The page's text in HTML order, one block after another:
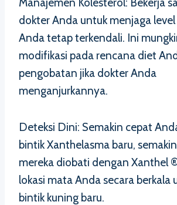
dokter Anda untuk menjaga
Anda tetap terkendali. Ini
modifikasi pada rencana diet
pengobatan jika dokter Anda
menganjurkannya.
Deteksi Dini: Semakin cepat
bintik Xanthelasma baru,
mereka diobati dengan Xanthel
lokasi mata Anda secara berkala
bintik kuning baru.